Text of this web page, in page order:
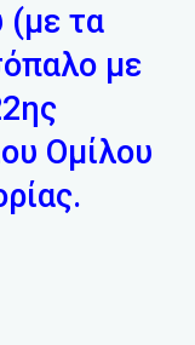
(με τα
με
Ομίλου